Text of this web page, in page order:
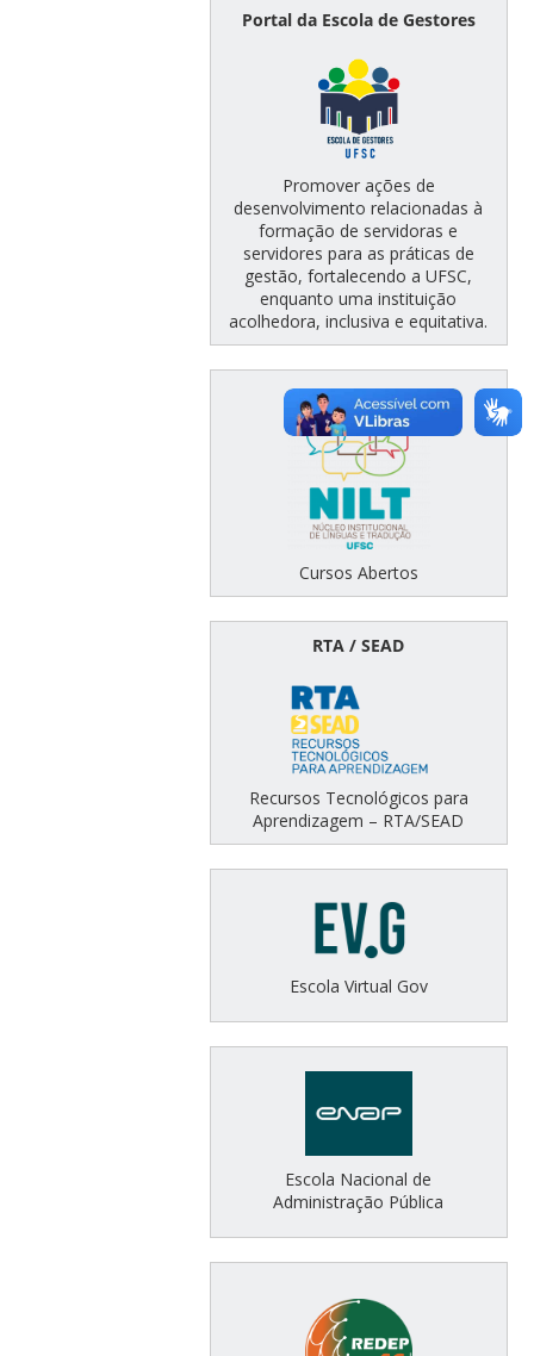
Portal da Escola de Gestores
Promover ações de
desenvolvimento relacionadas à
formação de servidoras e
servidores para as práticas de
gestão, fortalecendo a UFSC,
enquanto uma instituição
acolhedora, inclusiva e equitativa.
Cursos Abertos
RTA / SEAD
Recursos Tecnológicos para
Aprendizagem – RTA/SEAD
Escola Virtual Gov
Escola Nacional de
Administração Pública